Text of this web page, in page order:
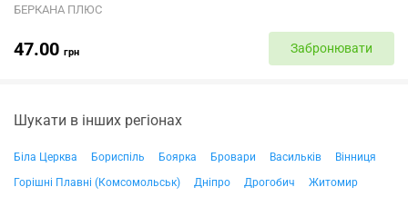
БЕРКАНА ПЛЮС
47.00 грн Забронювати
Шукати в інших регіонах
Біла Церква Бориспіль Боярка Бровари Васильків
Вінниця
Горішні Плавні (Комсомольськ)
Дніпро Дрогобич
Житомир